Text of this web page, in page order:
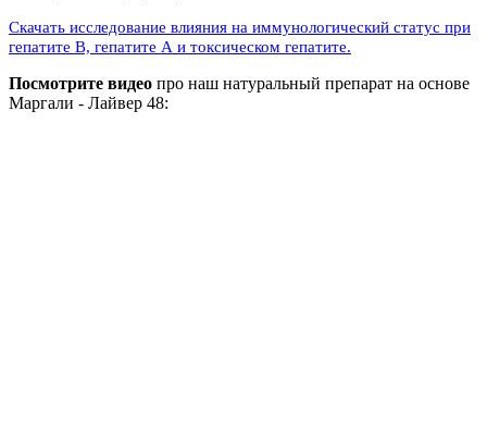
Скачать исследование влияния на иммунологический статус при
гепатите B, гепатите А и токсическом гепатите.
Посмотрите видео про наш натуральный препарат на основе
Маргали - Лайвер 48: